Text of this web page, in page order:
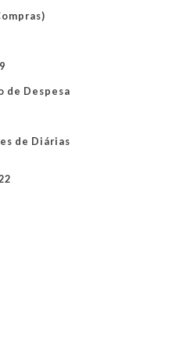
de Despesa
de Diárias